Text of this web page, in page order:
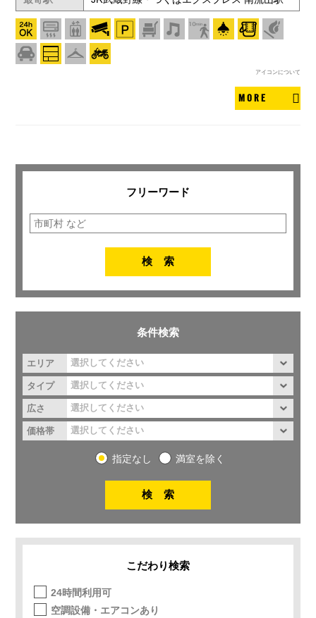
アイコンについて
MORE
フリーワード
条件検索
エリア
タイプ
広さ
価格帯
指定なし 満室を除く
こだわり検索
24時間利用可
空調設備・エアコンあり